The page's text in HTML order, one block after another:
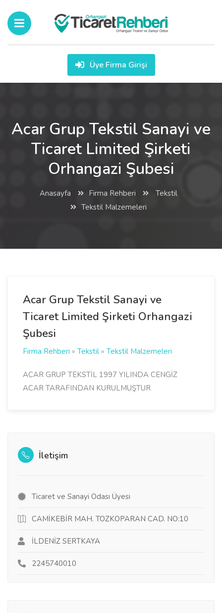
Üye Firma Girişi
Acar Grup Tekstil Sanayi ve
Ticaret Limited Şirketi
Orhangazi Şubesi
Anasayfa Firma Rehberi
Tekstil
Tekstil Malzemeleri
Acar Grup Tekstil Sanayi ve
Ticaret Limited Şirketi Orhangazi
Şubesi
Firma Rehberi » Tekstil » Tekstil Malzemeleri
ACAR GRUP TEKSTİL 1997 YILINDA CENGİZ
ACAR TARAFINDAN KURULMUŞTUR
İletişim
Ticaret ve Sanayi Odası Üyesi
CAMİKEBİR MAH. TOZKOPARAN CAD. NO:10
İLDENİZ SERTKAYA
2245740010